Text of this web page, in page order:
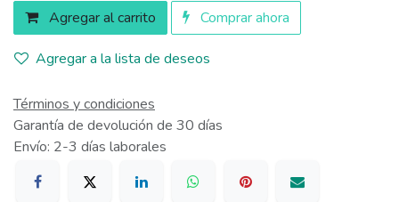
Agregar al carrito Comprar ahora
Agregar a la lista de deseos
Términos y condiciones
Garantía de devolución de 30 días
Envío: 2-3 días laborales